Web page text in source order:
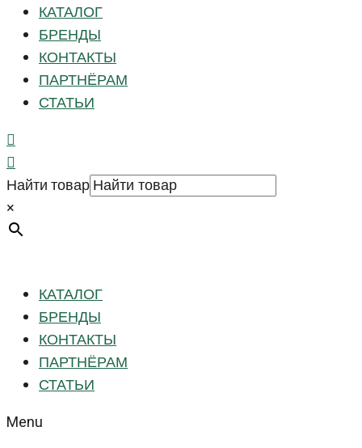
КАТАЛОГ
БРЕНДЫ
КОНТАКТЫ
ПАРТНЁРАМ
СТАТЬИ
Найти товар
×
КАТАЛОГ
БРЕНДЫ
КОНТАКТЫ
ПАРТНЁРАМ
СТАТЬИ
Menu